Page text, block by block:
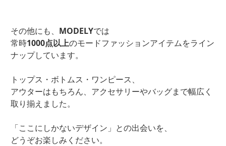
その他にも、 MODELYでは
常時1000点以上のモードファッションアイテムをライン
ナップしています。
トップス・ボトムス・ワンピース、
アウターはもちろん、アクセサリーやバッグまで幅広く
取り揃えました。
「ここにしかないデザイン」との出会いを、
どうぞお楽しみください。